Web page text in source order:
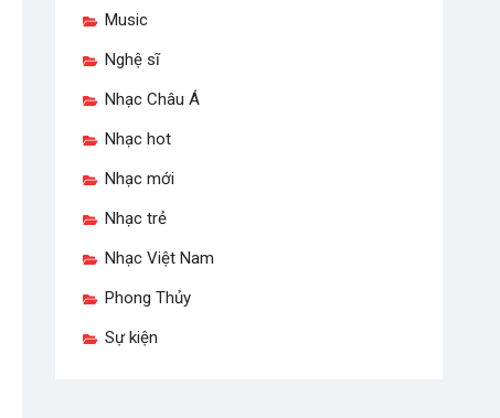
Music
Nghệ sĩ
Nhạc Châu Á
Nhạc hot
Nhạc mới
Nhạc trẻ
Nhạc Việt Nam
Phong Thủy
Sự kiện